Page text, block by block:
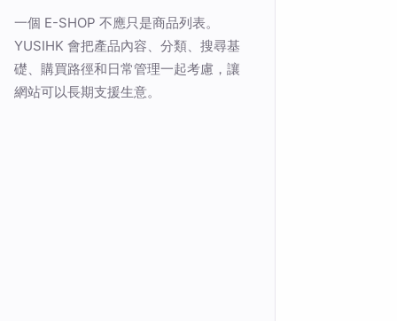
一個 E-SHOP 不應只是商品列表。
YUSIHK 會把產品內容、分類、搜尋基
礎、購買路徑和日常管理一起考慮，讓
網站可以長期支援生意。